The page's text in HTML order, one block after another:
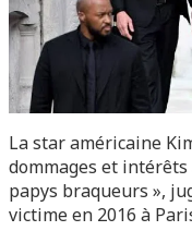
La star américaine
dommages et
papys braqueurs »,
victime en 2016 à